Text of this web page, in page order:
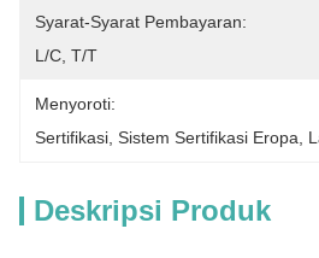
Syarat-Syarat Pembayaran:
L/C, T/T
Menyoroti:
Sertifikasi Sistem Sertifikasi Eropa
Deskripsi Produk